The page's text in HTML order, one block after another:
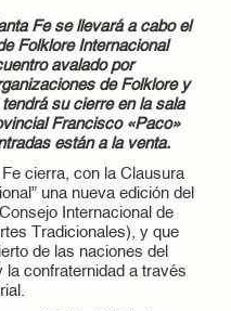
Fe se llevará a cabo el
Folklore Internacional
avalado por
de Folklore y
su cierre en la sala
Francisco «Paco»
están a la venta.
cierra, con la Clausura
una nueva edición del
Internacional de
Tradicionales), y que
de las naciones del
la confraternidad a través